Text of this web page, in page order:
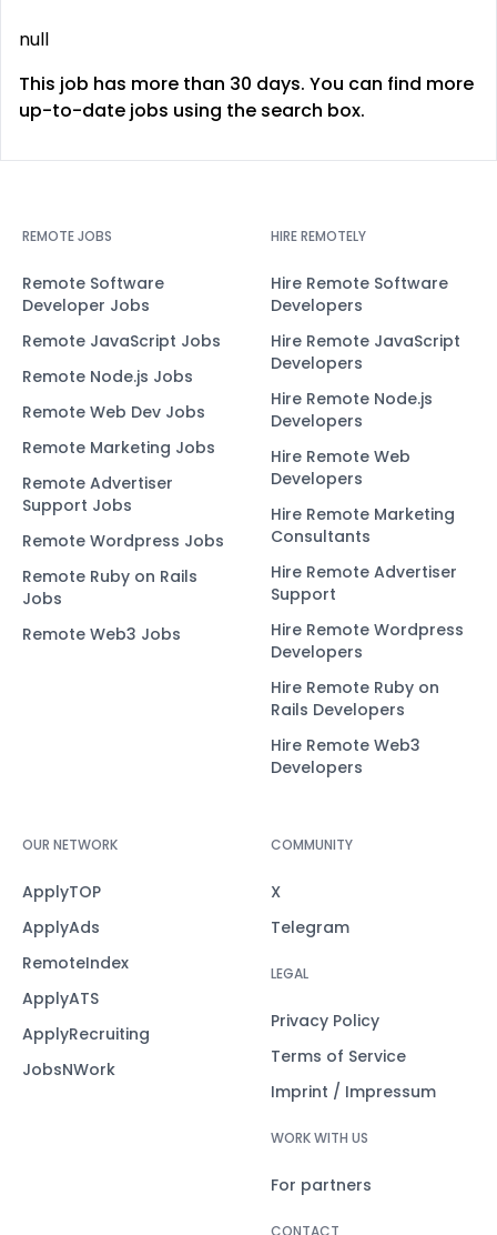
null
This job has more than 30 days. You can find more
up-to-date jobs using the search box.
REMOTE JOBS
Remote Software
Developer Jobs
Remote JavaScript Jobs
Remote Node.js Jobs
Remote Web Dev Jobs
Remote Marketing Jobs
Remote Advertiser
Support Jobs
Remote Wordpress Jobs
Remote Ruby on Rails
Jobs
Remote Web3 Jobs
HIRE REMOTELY
Hire Remote Software
Developers
Hire Remote JavaScript
Developers
Hire Remote Node.js
Developers
Hire Remote Web
Developers
Hire Remote Marketing
Consultants
Hire Remote Advertiser
Support
Hire Remote Wordpress
Developers
Hire Remote Ruby on
Rails Developers
Hire Remote Web3
Developers
OUR NETWORK
ApplyTOP
ApplyAds
RemoteIndex
ApplyATS
ApplyRecruiting
JobsNWork
COMMUNITY
X
Telegram
LEGAL
Privacy Policy
Terms of Service
Imprint / Impressum
WORK WITH US
For partners
CONTACT